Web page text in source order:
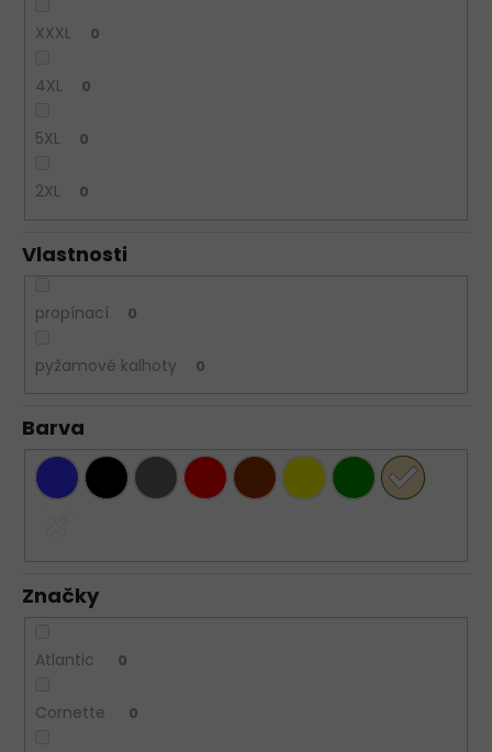
XXXL 0
4XL 0
5XL 0
2XL 0
Vlastnosti
propínací 0
pyžamové kalhoty 0
Barva
Značky
Atlantic 0
Cornette 0